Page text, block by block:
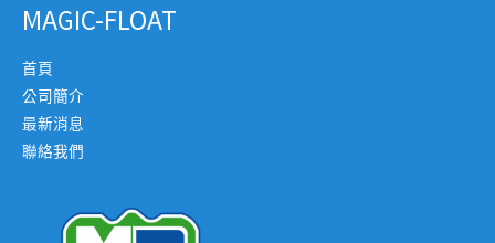
MAGIC-FLOAT
首頁
公司簡介
最新消息
聯絡我們